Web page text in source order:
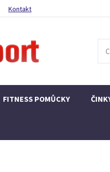
Kontakt
FITNESS POMŮCKY